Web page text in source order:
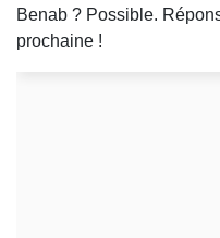
Benab ? Possible.
prochaine !